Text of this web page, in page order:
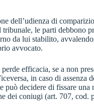
dell’udienza di
tribunale, le parti debbono
da lui stabilito,
avvocato.
efficacia, se a non
in caso di assenza
può decidere di fissare una
dei coniugi (art. 707, cod.